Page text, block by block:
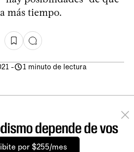
más tiempo.
- 1 minuto de lectura
depende de vos
por $255/mes